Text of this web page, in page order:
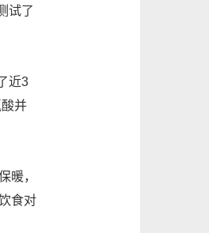
试了
近3
并
暖，
食对